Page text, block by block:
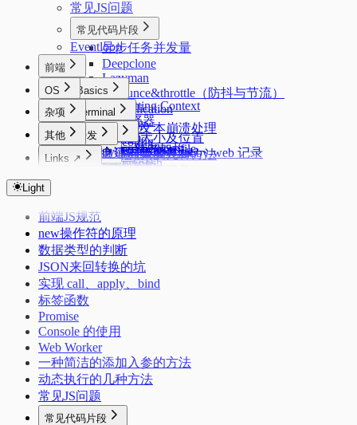
常见JS问题
常见代码片段
异步任务并发量
Deepclone
Lazyman
debounce&throttle（防抖与节流）
Deduplication
Flatarray
Getsum
Longest Substring
反转链表
Eventloop
前端
Basics
Formatting Context
css选择器
元素的大小及位置
隐藏元素的几种方法
Code
页面大文本崩溃处理
React
React 新老架构
Fiber 架构
Misc
客户端指纹
OS
Terminal
Starship
zsh config
zimfw
Windows
PowerShell profile
oh-my-posh
Extensions
Ventoy
Windows Subsystem for Linux 2 (WSL2)
Windows 11 IOT Enterprise LTSC
在独立恢复分区重建 Windows 恢复环境
Windows 配置命令快捷键
Linux
简单使用 nix 的包管理器
Linux 下的 Android
Dropbear
Swap
安卓优化
拨号快捷键
Adb
Kernelsu Overlayfs
Thanox 情景模式
Other
IPv6 设置
PVE CPU 省电配置
杂项
开发
uv
conda
acme.sh 证书管理
Nginx 反向代理
其他
tabby 自建同步服务 tabby-web 记录
浏览器优化
科学上网
MosDNS 屏蔽国内常见的 PCDN
Links ↗
Markdown Editor
Regex Tester
Light
前端JS规范
new操作符的原理
数据类型的判断
JSON来回转换的坑
实现 call、apply、bind
标签函数
Promise
Console 的使用
Web Worker
一种简洁的添加入参的方法
动态执行的几种方法
常见JS问题
常见代码片段